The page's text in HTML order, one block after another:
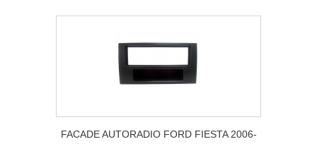
FACADE AUTORADIO FORD FIESTA 2006-